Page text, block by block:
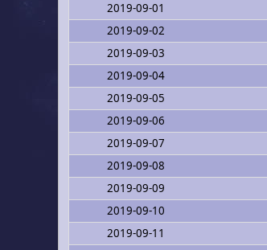
2019-09-01
2019-09-02
2019-09-03
2019-09-04
2019-09-05
2019-09-06
2019-09-07
2019-09-08
2019-09-09
2019-09-10
2019-09-11